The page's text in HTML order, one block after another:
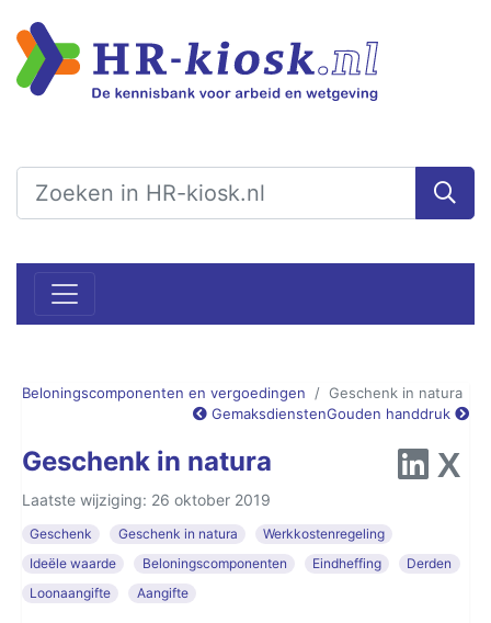
Beloningscomponenten en vergoedingen
Geschenk in natura
GemaksdienstenGouden handdruk
Geschenk in natura
Laatste wijziging: 26 oktober 2019
Geschenk Geschenk in natura
Werkkostenregeling
Ideële waarde
Beloningscomponenten Eindheffing
Derden
Loonaangifte
Aangifte